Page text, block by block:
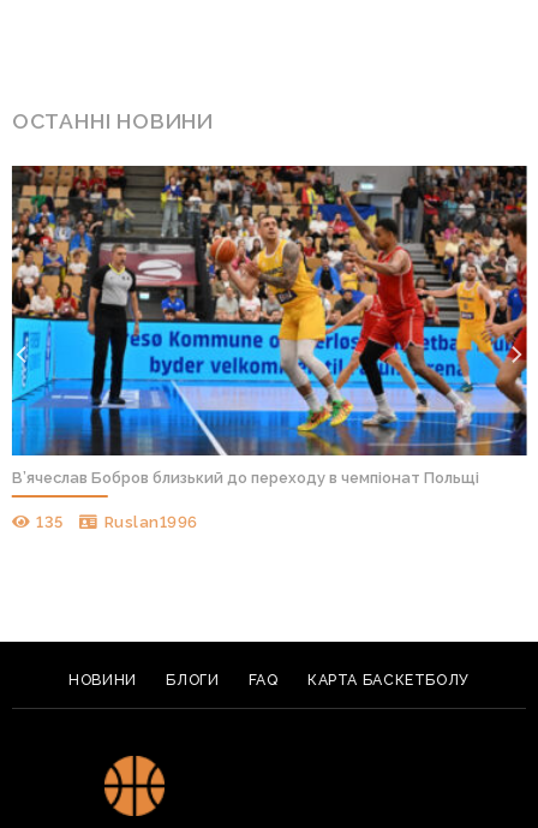
ОСТАННІ НОВИНИ
В’ячеслав Бобров близький до переходу в чемпіонат Польщі
135 Ruslan1996
НОВИНИ БЛОГИ FAQ КАРТА БАСКЕТБОЛУ